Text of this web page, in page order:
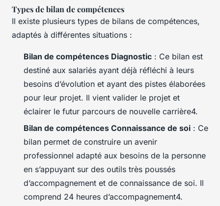
Types de bilan de compétences
Il existe plusieurs types de bilans de compétences,
adaptés à différentes situations :
Bilan de compétences Diagnostic : Ce bilan est
destiné aux salariés ayant déjà réfléchi à leurs
besoins d’évolution et ayant des pistes élaborées
pour leur projet. Il vient valider le projet et
éclairer le futur parcours de nouvelle carrière4.
Bilan de compétences Connaissance de soi : Ce
bilan permet de construire un avenir
professionnel adapté aux besoins de la personne
en s’appuyant sur des outils très poussés
d’accompagnement et de connaissance de soi. Il
comprend 24 heures d’accompagnement4.